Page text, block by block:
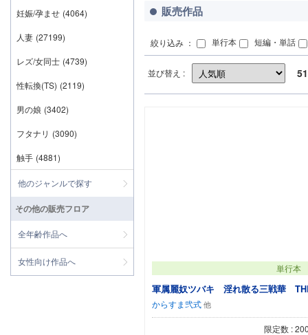
販売作品
絞り込み ： 単行本 短編・単話
並び替え : 51
単行本
軍属麗奴ツバキ 淫れ散る三戦華
からすま弐式
限定数 :
妊娠/孕ませ (4064)
人妻 (27199)
レズ/女同士 (4739)
性転換(TS) (2119)
男の娘 (3402)
フタナリ (3090)
触手 (4881)
他のジャンルで探す
その他の販売フロア
全年齢作品へ
女性向け作品へ